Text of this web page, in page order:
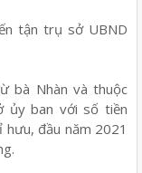
tận trụ sở UBND
bà Nhàn và thuộc
ủy ban với số tiền
hưu, đầu năm 2021